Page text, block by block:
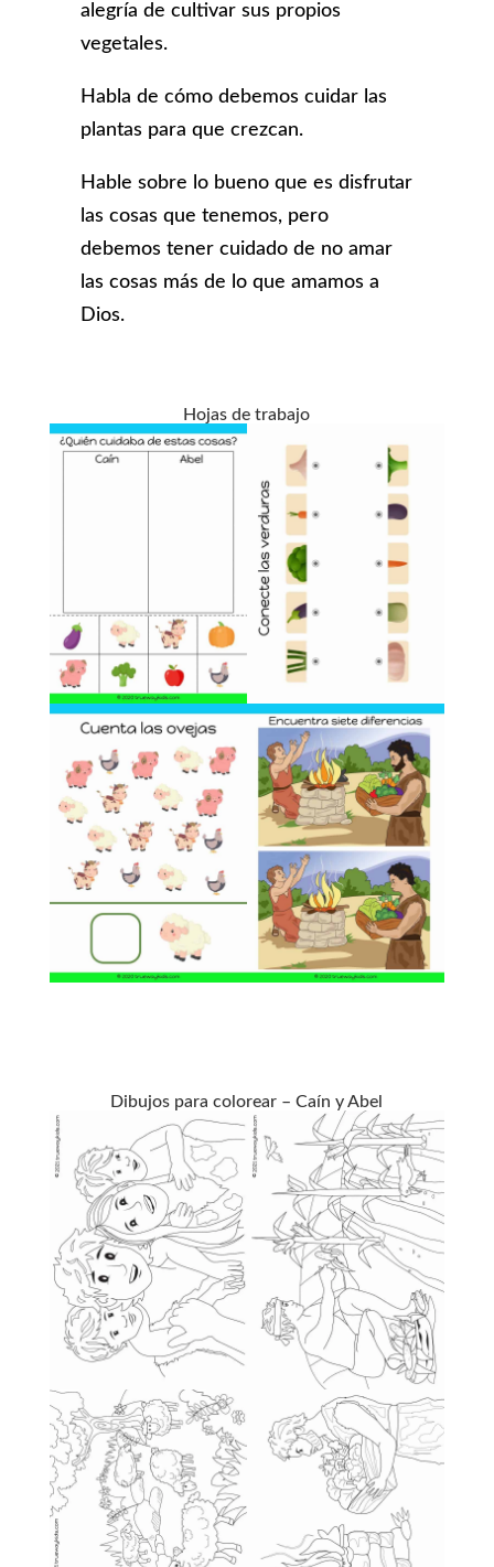
alegría de cultivar sus propios
vegetales.
Habla de cómo debemos cuidar las
plantas para que crezcan.
Hable sobre lo bueno que es disfrutar
las cosas que tenemos, pero
debemos tener cuidado de no amar
las cosas más de lo que amamos a
Dios.
Hojas de trabajo
Dibujos para colorear – Caín y Abel